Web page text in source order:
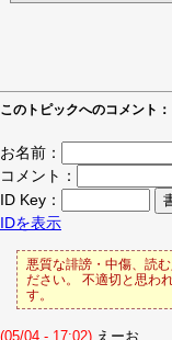
このトピックへのコメント：
お名前：
コメント：
ID Key：
IDを表示
悪質な誹謗・中傷、読
ださい。 不適切と思わ
す。
(05/04 - 17:02) えーお